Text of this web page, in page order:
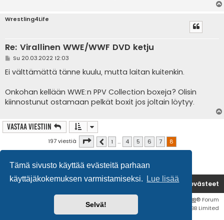
Tämä sivusto käyttää evästeitä parhaan
käyttäjäkokemuksen varmistamiseksi.
Lue lisää
Selvä!
Wrestling4Life
Re: Virallinen WWE/WWF DVD ketju
V
e
s
i
Su 20.03.2022 12:03
Ei välttämättä tänne kuulu, mutta laitan kuitenkin.
Onkohan kellään WWE:n PPV Collection boxeja? Olisin
kiinnostunut ostamaan pelkät boxit jos joltain löytyy.
Vastaa Viestiin
197 viestiä Sivu 8
Edellinen
1 … 4 5 6 7 8
Etusivu Poista evästeet
phpBB® Forum
Software © phpBB Limited